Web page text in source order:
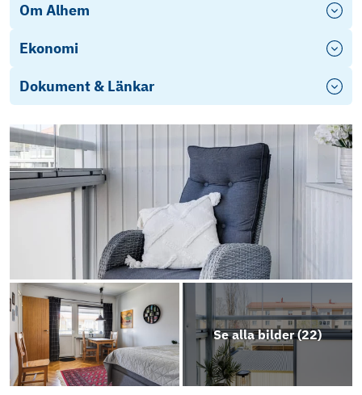
Om Alhem
Ekonomi
Dokument & Länkar
Energideklaration
fragelista-publik_2025-05-20_21-25
For foreign nationals
How to buy property in Sweden..
Objektsbeskrivning
Se alla bilder (22)